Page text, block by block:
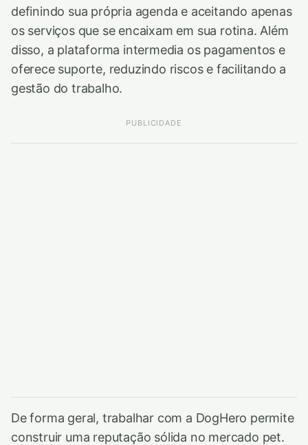
definindo sua própria agenda e aceitando apenas
os serviços que se encaixam em sua rotina. Além
disso, a plataforma intermedia os pagamentos e
oferece suporte, reduzindo riscos e facilitando a
gestão do trabalho.
PUBLICIDADE
De forma geral, trabalhar com a DogHero permite
construir uma reputação sólida no mercado pet.